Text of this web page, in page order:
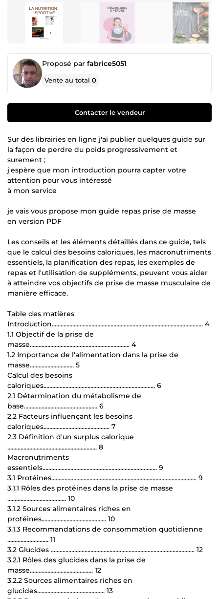
Proposé par fabrice5051
Vente au total0
Contacter le vendeur
Sur des librairies en ligne j'ai publier quelques guide sur
la façon de perdre du poids progressivement et
surement ;
j'espère que mon introduction pourra capter votre
attention pour vous intéressé
à mon service
je vais vous propose mon guide repas prise de masse
en version PDF
Les conseils et les éléments détaillés dans ce guide, tels
que le calcul des besoins caloriques, les macronutriments
essentiels, la planification des repas, les exemples de
repas et l'utilisation de suppléments, peuvent vous aider
à atteindre vos objectifs de prise de masse musculaire de
manière efficace.
Table des matières
Introduction....................................................................................................... 4
1.1 Objectif de la prise de
masse.................................................................... 4
1.2 Importance de l'alimentation dans la prise de
masse.............................. 5
Calcul des besoins
caloriques............................................................................ 6
2.1 Détermination du métabolisme de
base.................................................. 6
2.2 Facteurs influençant les besoins
caloriques............................................. 7
2.3 Définition d'un surplus calorique
............................................................. 8
Macronutriments
essentiels.............................................................................. 9
3.1 Protéines................................................................................................... 9
3.1.1 Rôles des protéines dans la prise de masse
........................................ 10
3.1.2 Sources alimentaires riches en
protéines............................................ 10
3.1.3 Recommandations de consommation quotidienne
............................ 11
3.2 Glucides .................................................................................................. 12
3.2.1 Rôles des glucides dans la prise de
masse........................................... 12
3.2.2 Sources alimentaires riches en
glucides.............................................. 13